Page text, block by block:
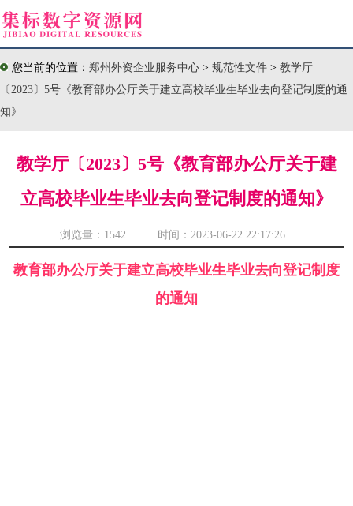
您当前的位置： 郑州外资企业服务中心 > 规范性文件 > 教学厅
〔2023〕5号《教育部办公厅关于建立高校毕业生毕业去向登记制度的通
知》
教学厅〔2023〕5号《教育部办公厅关于建
立高校毕业生毕业去向登记制度的通知》
浏览量： 1542 时间：2023-06-22 22:17:26
教育部办公厅关于建立高校毕业生毕业去向登记制度
的通知